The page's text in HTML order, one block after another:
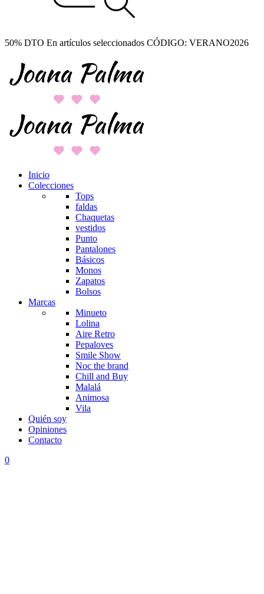
50% DTO En artículos seleccionados CÓDIGO: VERANO2026
Inicio
Colecciones
Tops
faldas
Chaquetas
vestidos
Punto
Pantalones
Básicos
Monos
Zapatos
Bolsos
Marcas
Minueto
Lolina
Aire Retro
Pepaloves
Smile Show
Noc the brand
Chill and Buy
Malalá
Animosa
Vila
Quién soy
Opiniones
Contacto
0